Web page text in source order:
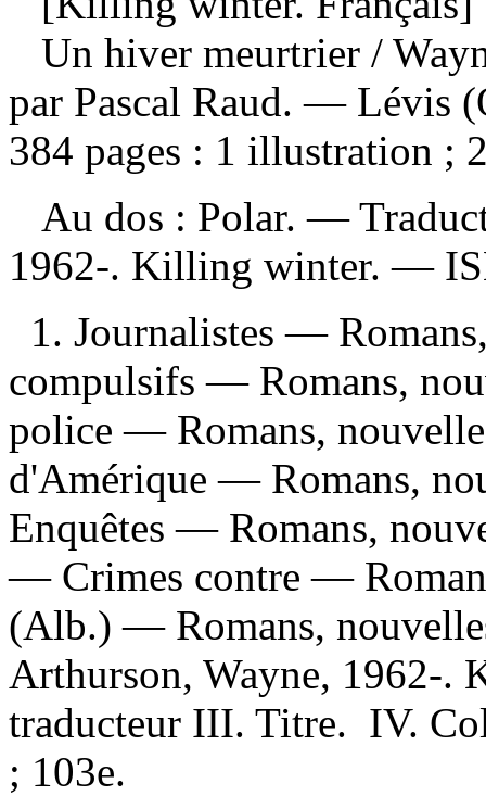
Un hiver meurtrier /
par Pascal Raud. — Lévis
384 pages : 1 illustration ;
Au dos : Polar. —
1962-. Killing winter. —
1. Journalistes —
compulsifs — Romans,
police — Romans,
d'Amérique — Romans,
Enquêtes — Romans,
— Crimes contre —
(Alb.) — Romans,
Arthurson, Wayne, 1962-.
traducteur III. Titre. IV.
; 103e.